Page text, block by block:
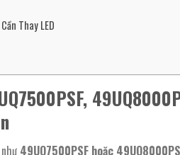
Thay LED
như 49UQ7500PSF hoặc